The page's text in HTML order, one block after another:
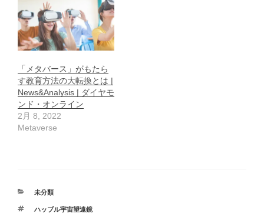
「メタバース」がもたら
す教育方法の大転換とは |
News&Analysis | ダイヤモ
ンド・オンライン
2月 8, 2022
Metaverse
カ
ゴ
未分類
タ
ハッブル宇宙望遠鏡